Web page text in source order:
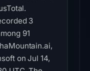
3
91
on Jul 14,